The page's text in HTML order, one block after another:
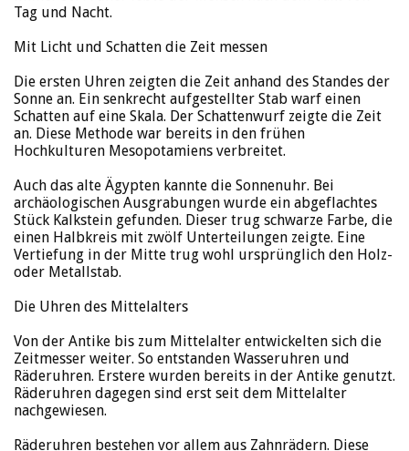
Tag und Nacht.
Mit Licht und Schatten die Zeit messen
Die ersten Uhren zeigten die Zeit anhand des Standes der
Sonne an. Ein senkrecht aufgestellter Stab warf einen
Schatten auf eine Skala. Der Schattenwurf zeigte die Zeit
an. Diese Methode war bereits in den frühen
Hochkulturen Mesopotamiens verbreitet.
Auch das alte Ägypten kannte die Sonnenuhr. Bei
archäologischen Ausgrabungen wurde ein abgeflachtes
Stück Kalkstein gefunden. Dieser trug schwarze Farbe, die
einen Halbkreis mit zwölf Unterteilungen zeigte. Eine
Vertiefung in der Mitte trug wohl ursprünglich den Holz-
oder Metallstab.
Die Uhren des Mittelalters
Von der Antike bis zum Mittelalter entwickelten sich die
Zeitmesser weiter. So entstanden Wasseruhren und
Räderuhren. Erstere wurden bereits in der Antike genutzt.
Räderuhren dagegen sind erst seit dem Mittelalter
nachgewiesen.
Räderuhren bestehen vor allem aus Zahnrädern. Diese